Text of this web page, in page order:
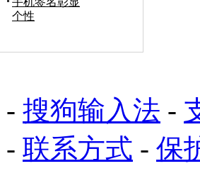
个性
- 搜狗输入法 -
- 联系方式 - 保